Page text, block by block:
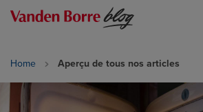
Home Aperçu de tous nos articles